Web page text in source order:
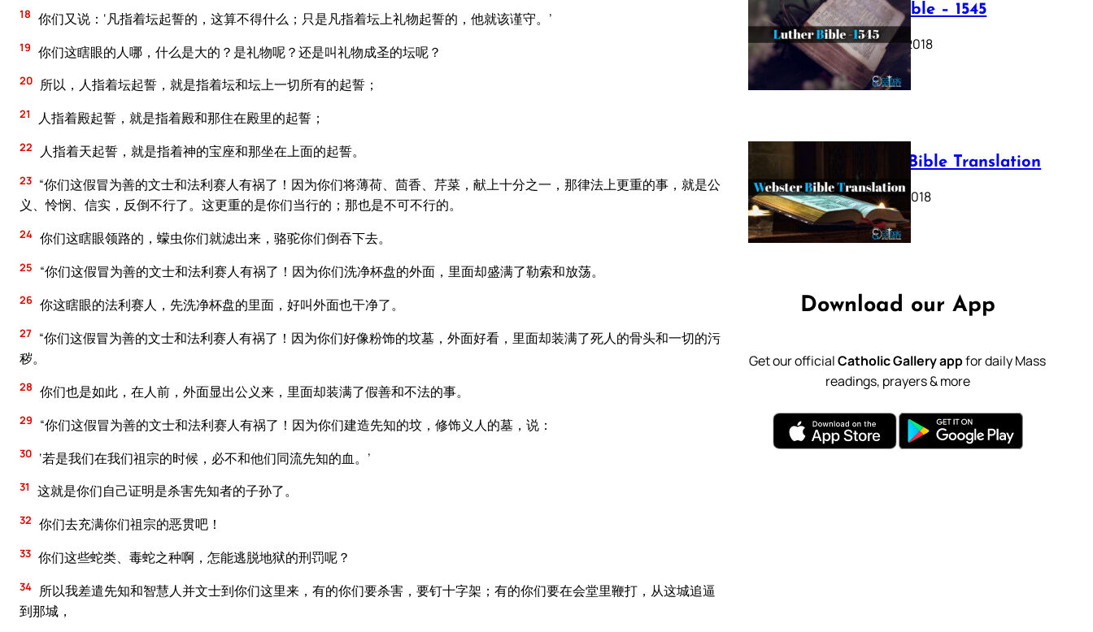
18 你们又说：‘凡指着坛起誓的，这算不得什么；只是凡指着坛上礼物起誓的，他就该谨守。’
19 你们这瞎眼的人哪，什么是大的？是礼物呢？还是叫礼物成圣的坛呢？
20 所以，人指着坛起誓，就是指着坛和坛上一切所有的起誓；
21 人指着殿起誓，就是指着殿和那住在殿里的起誓；
22 人指着天起誓，就是指着神的宝座和那坐在上面的起誓。
23 “你们这假冒为善的文士和法利赛人有祸了！因为你们将薄荷、茴香、芹菜，献上十分之一，那律法上更重的事，就是公
义、怜悯、信实，反倒不行了。这更重的是你们当行的；那也是不可不行的。
24 你们这瞎眼领路的，蠓虫你们就滤出来，骆驼你们倒吞下去。
25 “你们这假冒为善的文士和法利赛人有祸了！因为你们洗净杯盘的外面，里面却盛满了勒索和放荡。
26 你这瞎眼的法利赛人，先洗净杯盘的里面，好叫外面也干净了。
27 “你们这假冒为善的文士和法利赛人有祸了！因为你们好像粉饰的坟墓，外面好看，里面却装满了死人的骨头和一切的污
秽。
28 你们也是如此，在人前，外面显出公义来，里面却装满了假善和不法的事。
29 “你们这假冒为善的文士和法利赛人有祸了！因为你们建造先知的坟，修饰义人的墓，说：
30 ‘若是我们在我们祖宗的时候，必不和他们同流先知的血。’
31 这就是你们自己证明是杀害先知者的子孙了。
32 你们去充满你们祖宗的恶贯吧！
33 你们这些蛇类、毒蛇之种啊，怎能逃脱地狱的刑罚呢？
34 所以我差遣先知和智慧人并文士到你们这里来，有的你们要杀害，要钉十字架；有的你们要在会堂里鞭打，从这城追逼
到那城，
Luther Bible – 1545
October 17, 2018
Webster Bible Translation
October 11, 2018
Download our App
Get our officialCatholic Gallery appfor daily Mass
readings, prayers & more